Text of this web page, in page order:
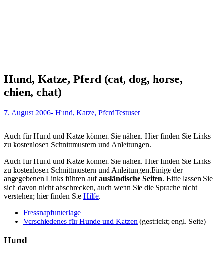
Hund, Katze, Pferd (cat, dog, horse,
chien, chat)
7. August 2006- Hund, Katze, PferdTestuser
Auch für Hund und Katze können Sie nähen. Hier finden Sie Links
zu kostenlosen Schnittmustern und Anleitungen.
Auch für Hund und Katze können Sie nähen. Hier finden Sie Links
zu kostenlosen Schnittmustern und Anleitungen.Einige der
angegebenen Links führen aufausländische Seiten. Bitte lassen Sie
sich davon nicht abschrecken, auch wenn Sie die Sprache nicht
verstehen; hier finden Sie Hilfe.
Fressnapfunterlage
Verschiedenes für Hunde und Katzen (gestrickt; engl. Seite)
Hund